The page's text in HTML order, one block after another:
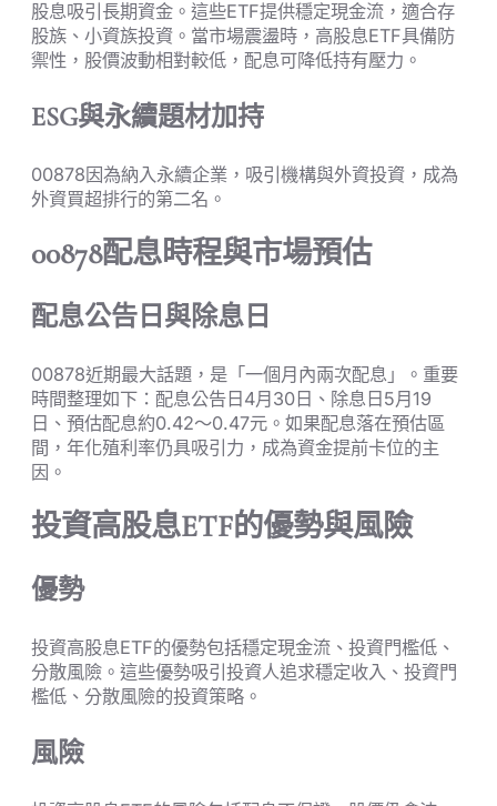
股息吸引長期資金。這些ETF提供穩定現金流，適合存
股族、小資族投資。當市場震盪時，高股息ETF具備防
禦性，股價波動相對較低，配息可降低持有壓力。
ESG與永續題材加持
00878因為納入永續企業，吸引機構與外資投資，成為
外資買超排行的第二名。
00878配息時程與市場預估
配息公告日與除息日
00878近期最大話題，是「一個月內兩次配息」。重要
時間整理如下：配息公告日4月30日、除息日5月19
日、預估配息約0.42～0.47元。如果配息落在預估區
間，年化殖利率仍具吸引力，成為資金提前卡位的主
因。
投資高股息ETF的優勢與風險
優勢
投資高股息ETF的優勢包括穩定現金流、投資門檻低、
分散風險。這些優勢吸引投資人追求穩定收入、投資門
檻低、分散風險的投資策略。
風險